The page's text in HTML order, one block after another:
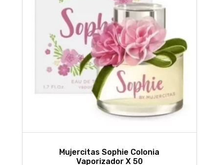
Mujercitas Sophie Colonia
Vaporizador X 50